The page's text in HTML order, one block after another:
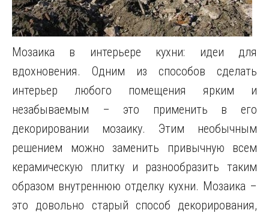
Мозаика в интерьере кухни: идеи для
вдохновения. Одним из способов сделать
интерьер любого помещения ярким и
незабываемым – это применить в его
декорировании мозаику. Этим необычным
решением можно заменить привычную всем
керамическую плитку и разнообразить таким
образом внутреннюю отделку кухни. Мозаика –
это довольно старый способ декорирования,